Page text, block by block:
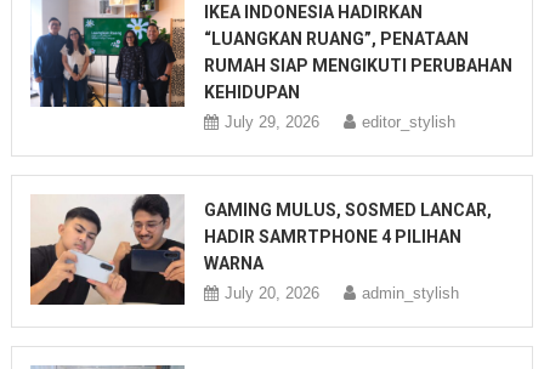
IKEA INDONESIA HADIRKAN
“LUANGKAN RUANG”, PENATAAN
RUMAH SIAP MENGIKUTI PERUBAHAN
KEHIDUPAN
July 29, 2026 editor_stylish
GAMING MULUS, SOSMED LANCAR,
HADIR SAMRTPHONE 4 PILIHAN
WARNA
July 20, 2026 admin_stylish